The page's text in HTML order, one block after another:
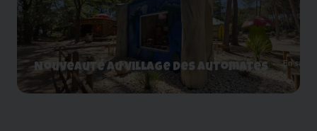
Nouveauté au Village des automates En